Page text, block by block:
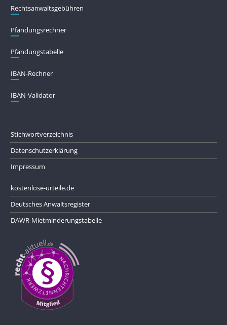
Rechtsanwaltsgebühren
Pfändungs­rechner
Pfändungs­tabelle
IBAN-Rechner
IBAN-Validator
Stichwortverzeichnis
Datenschutzerklärung
Impressum
kostenlose-urteile.de
Deutsches Anwaltsregister
DAWR-Mietminderungstabelle